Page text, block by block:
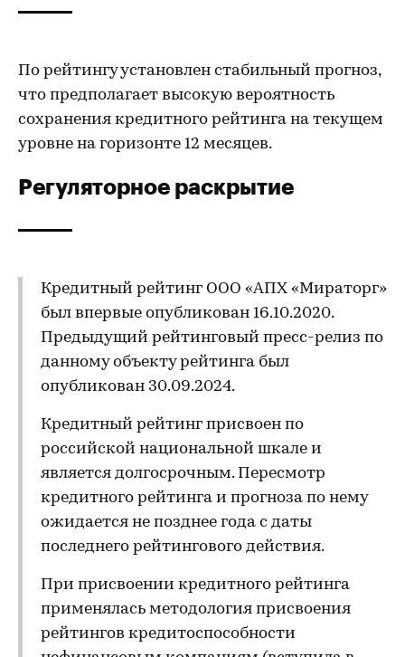
По рейтингу установлен стабильный прогноз,
что предполагает высокую вероятность
сохранения кредитного рейтинга на текущем
уровне на горизонте 12 месяцев.
Регуляторное раскрытие
Кредитный рейтинг ООО «АПХ «Мираторг»
был впервые опубликован 16.10.2020.
Предыдущий рейтинговый пресс-релиз по
данному объекту рейтинга был
опубликован 30.09.2024.
Кредитный рейтинг присвоен по
российской национальной шкале и
является долгосрочным. Пересмотр
кредитного рейтинга и прогноза по нему
ожидается не позднее года с даты
последнего рейтингового действия.
При присвоении кредитного рейтинга
применялась методология присвоения
рейтингов кредитоспособности